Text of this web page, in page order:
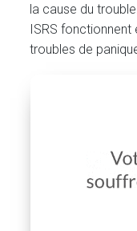
la cause du
ISRS
troubles de